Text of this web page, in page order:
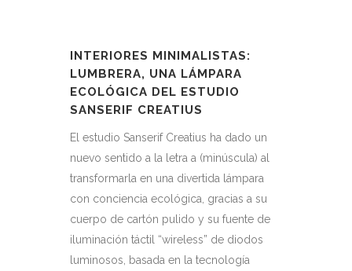
INTERIORES MINIMALISTAS:
LUMBRERA, UNA LÁMPARA
ECOLÓGICA DEL ESTUDIO
SANSERIF CREATIUS
El estudio Sanserif Creatius ha dado un
nuevo sentido a la letra a (minúscula) al
transformarla en una divertida lámpara
con conciencia ecológica, gracias a su
cuerpo de cartón pulido y su fuente de
iluminación táctil “wireless” de diodos
luminosos, basada en la tecnología